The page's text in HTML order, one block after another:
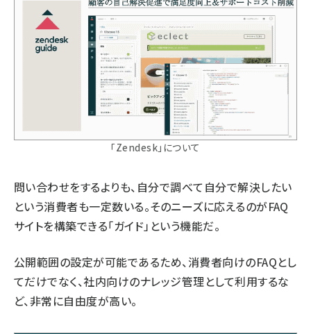
「Zendesk」について
問い合わせをするよりも、自分で調べて自分で解決したい
という消費者も一定数いる。そのニーズに応えるのがFAQ
サイトを構築できる「ガイド」という機能だ。
公開範囲の設定が可能であるため、消費者向けのFAQとし
てだけでなく、社内向けのナレッジ管理として利用するな
ど、非常に自由度が高い。